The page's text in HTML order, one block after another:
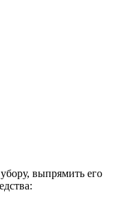
выпрямить его